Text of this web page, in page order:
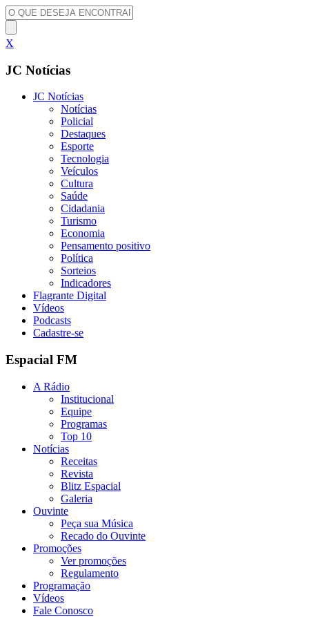
X
JC Notícias
JC Notícias
Notícias
Policial
Destaques
Esporte
Tecnologia
Veículos
Cultura
Saúde
Cidadania
Turismo
Economia
Pensamento positivo
Política
Sorteios
Indicadores
Flagrante Digital
Vídeos
Podcasts
Cadastre-se
Espacial FM
A Rádio
Institucional
Equipe
Programas
Top 10
Notícias
Receitas
Revista
Blitz Espacial
Galeria
Ouvinte
Peça sua Música
Recado do Ouvinte
Promoções
Ver promoções
Regulamento
Programação
Vídeos
Fale Conosco